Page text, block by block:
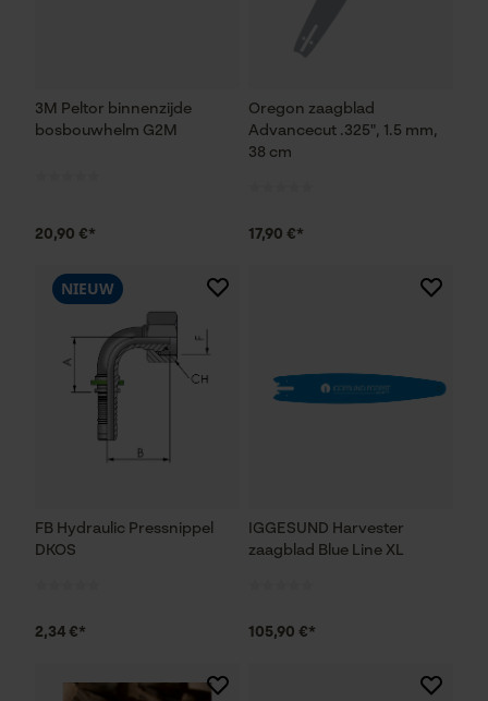
3M Peltor binnenzijde
bosbouwhelm G2M
20,90 €*
Oregon zaagblad
Advancecut .325", 1.5 mm,
38 cm
17,90 €*
FB Hydraulic Pressnippel
DKOS
NIEUW
2,34 €*
IGGESUND Harvester
zaagblad Blue Line XL
105,90 €*